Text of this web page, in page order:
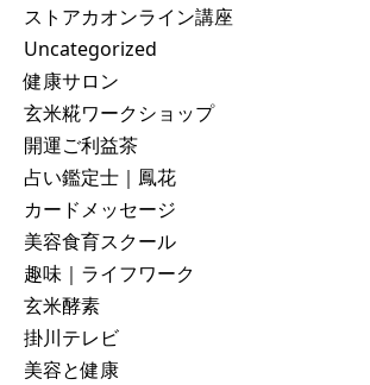
ストアカオンライン講座
Uncategorized
健康サロン
玄米糀ワークショップ
開運ご利益茶
占い鑑定士｜鳳花
カードメッセージ
美容食育スクール
趣味｜ライフワーク
玄米酵素
掛川テレビ
美容と健康